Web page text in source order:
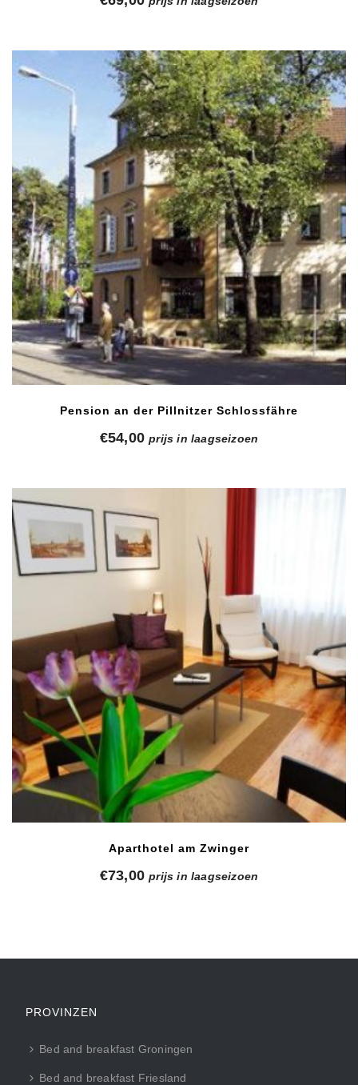
Pension an der Pillnitzer Schlossfähre
€54,00 prijs in laagseizoen
Aparthotel am Zwinger
€73,00 prijs in laagseizoen
PROVINZEN
Bed and breakfast Groningen
Bed and breakfast Friesland